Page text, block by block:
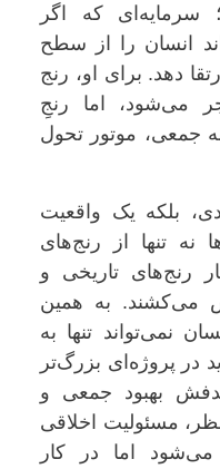
که اگر
را از سطح
دهد. برای او، رنج
می‌شود، اما رنجِ
موتور تحول
بلکه یک واقعیت
تنها از رنج‌های
تاریخی و
به همین
نمی‌تواند تنها به
پروژه‌ای بزرگ‌تر
بهبود جمعی و
مسئولیت اخلاقی
اما در کار